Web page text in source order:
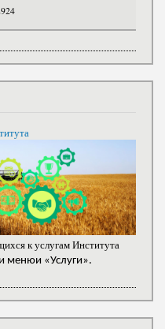
к услугам Института
менюи «Услуги».